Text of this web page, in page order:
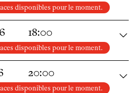
disponibles pour le moment.
18:00
disponibles pour le moment.
20:00
disponibles pour le moment.
Vidéos
Documents
Podcasts
Technique
pédagogiques
production
Actualités